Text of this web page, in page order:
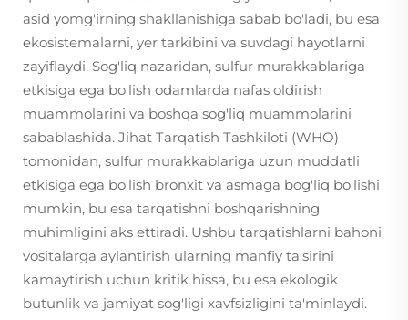
asid yomg'irning shakllanishiga sabab bo'ladi, bu esa
ekosistemalarni, yer tarkibini va suvdagi hayotlarni
zayiflaydi. Sog'liq nazaridan, sulfur murakkablariga
etkisiga ega bo'lish odamlarda nafas oldirish
muammolarini va boshqa sog'liq muammolarini
sabablashida. Jihat Tarqatish Tashkiloti (WHO)
tomonidan, sulfur murakkablariga uzun muddatli
etkisiga ega bo'lish bronxit va asmaga bog'liq bo'lishi
mumkin, bu esa tarqatishni boshqarishning
muhimligini aks ettiradi. Ushbu tarqatishlarni bahoni
vositalarga aylantirish ularning manfiy ta'sirini
kamaytirish uchun kritik hissa, bu esa ekologik
butunlik va jamiyat sog'ligi xavfsizligini ta'minlaydi.